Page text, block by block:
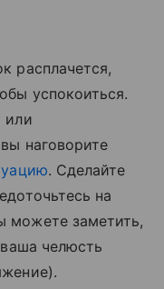
расплачется,
успокоиться.
или
наговорите
. Сделайте
на
можете заметить,
челюсть